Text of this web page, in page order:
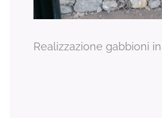
Realizzazione gabbioni